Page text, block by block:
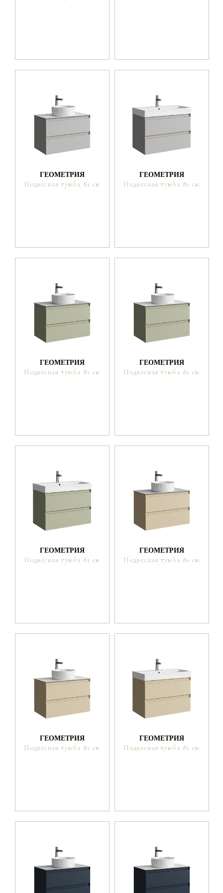
ГЕОМЕТРИЯ
Подвесная тумба 81 см
ГЕОМЕТРИЯ
Подвесная тумба 81 см
ГЕОМЕТРИЯ
Подвесная тумба 81 см
ГЕОМЕТРИЯ
Подвесная тумба 81 см
ГЕОМЕТРИЯ
Подвесная тумба 81 см
ГЕОМЕТРИЯ
Подвесная тумба 81 см
ГЕОМЕТРИЯ
Подвесная тумба 81 см
ГЕОМЕТРИЯ
Подвесная тумба 81 см